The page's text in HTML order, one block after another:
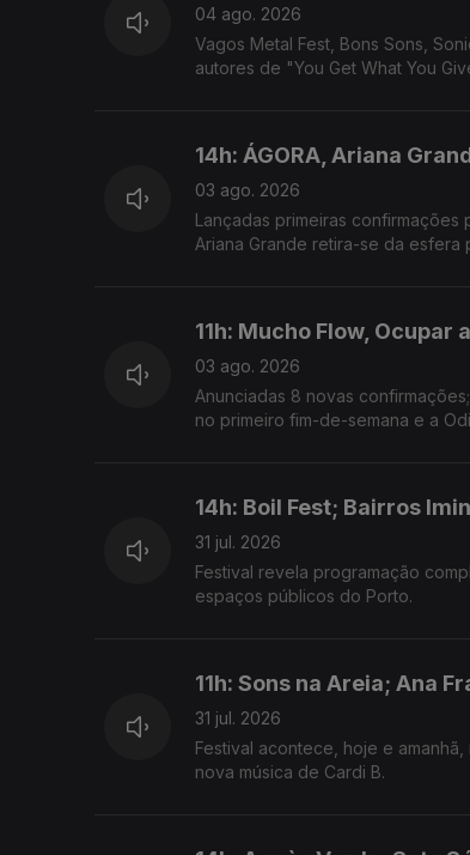
04 ago. 2026
Vagos Metal Fest, Bons Sons,
autores de "You Get What You
14h: ÁGORA, Ariana
03 ago. 2026
Lançadas primeiras
Ariana Grande retira-se da
11h: Mucho Flow, Ocupar
03 ago. 2026
Anunciadas 8 novas
no primeiro fim-de-semana e a
14h: Boil Fest; Bairros
31 jul. 2026
Festival revela programação
espaços públicos do Porto.
11h: Sons na Areia; Ana
31 jul. 2026
Festival acontece, hoje e
nova música de Cardi B.